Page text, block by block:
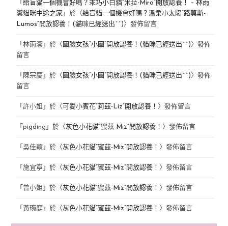
「 給盲貓一個機會好嗎？乖巧小白貓“米菈-Mira”開放認養！ – 林雨
潔貓咪中途之家 」於〈給盲貓一個機會好嗎？溫柔小太陽“路莫斯-
Lumos”開放認養！(貓咪已經送出^^)〉發佈留言
「 林雨潔 」於〈 圓臉女孩“小圓”開放認養！(貓咪已經送出^^)〉發佈
留言
「 陳宗慶」於〈 圓臉女孩“小圓”開放認養！(貓咪已經送出^^)〉發佈
留言
「 許小姐 」於〈 可愛小賓花“莉茲-Liz”開放認養！ 〉發佈留言
「 pigding 」於〈灰色小花貓“蜜茲-Miz”開放認養！ 〉發佈留言
「 吳佳穎 」於〈灰色小花貓“蜜茲-Miz”開放認養！ 〉發佈留言
「 施宜寧 」於〈灰色小花貓“蜜茲-Miz”開放認養！ 〉發佈留言
「 曾小姐 」於〈灰色小花貓“蜜茲-Miz”開放認養！ 〉發佈留言
「 黃琬庭」於〈灰色小花貓“蜜茲-Miz”開放認養！ 〉發佈留言